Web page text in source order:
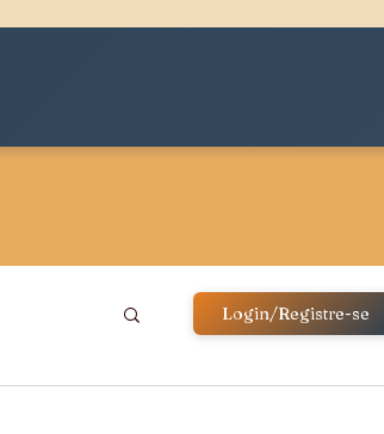
Login/Registre-se